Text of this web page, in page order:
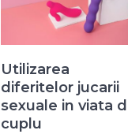
Utilizarea
diferitelor jucarii
sexuale in viata
cuplu